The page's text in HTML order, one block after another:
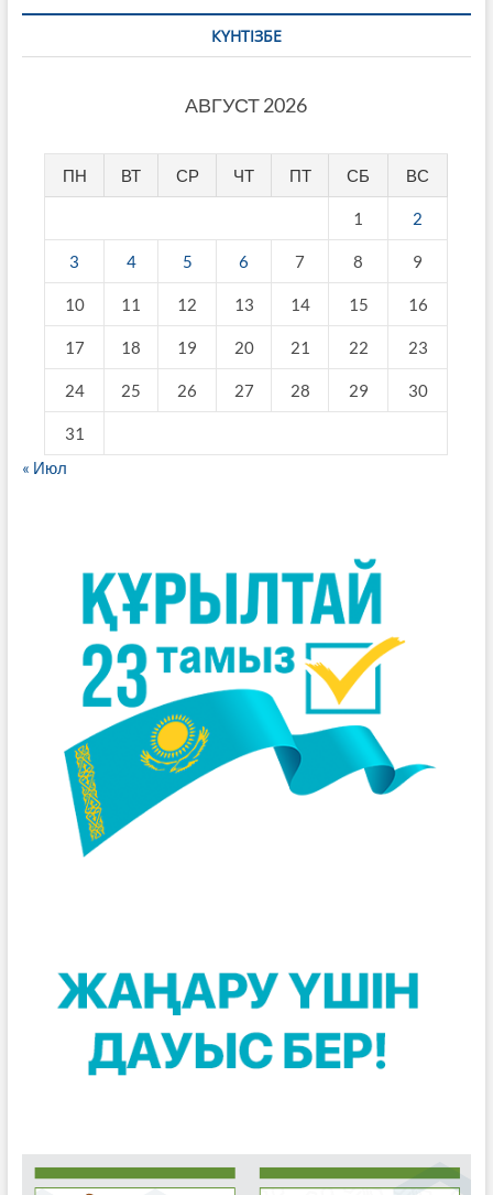
КҮНТІЗБЕ
АВГУСТ 2026
ПН ВТ СР ЧТ ПТ СБ ВС
1 2
3 4 5 6 7 8 9
10 11 12 13 14 15 16
17 18 19 20 21 22 23
24 25 26 27 28 29 30
31
« Июл